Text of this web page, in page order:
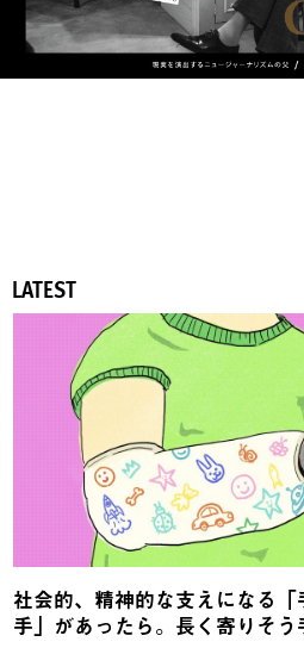
LATEST
社会的、精神的な支えになる
手」があったら。長く寄りそ